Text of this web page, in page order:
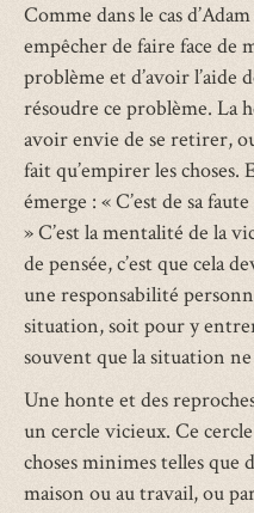
Comme dans le cas
empêcher de faire face de
problème et d’avoir l’aide
résoudre ce problème. La
avoir envie de se retirer,
fait qu’empirer les
émerge : « C’est de sa
» C’est la mentalité de la
de pensée, c’est que cela
une responsabilité
situation, soit pour y
souvent que la situation
Une honte et des
un cercle vicieux. Ce
choses minimes telles que
maison ou au travail, ou